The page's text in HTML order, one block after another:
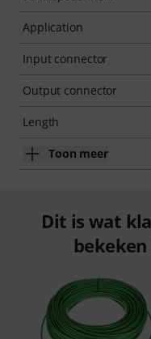
Application
Input connector
Output connector
Length
Toon meer
Dit is wat